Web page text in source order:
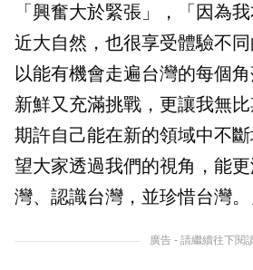
「興奮大於緊張」，「因為
近大自然，也很享受體驗不
以能有機會走遍台灣的每個
新鮮又充滿挑戰，更讓我無
期許自己能在新的領域中不
望大家透過我們的視角，能
灣、認識台灣，並珍惜台灣。
廣告 - 請繼續往下閱